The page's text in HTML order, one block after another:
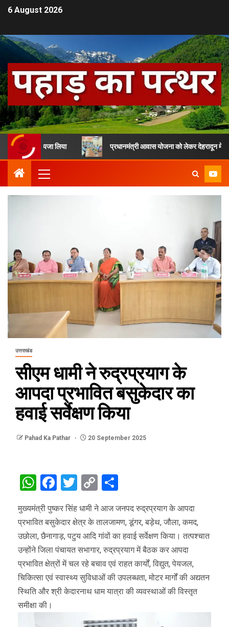
6 August 2026
जायजा लिया प्रधानमंत्री आवास योजना को लेकर देहरादून में समीक्षा बैठक
उत्तराखंड
सीएम धामी ने रुद्रप्रयाग के
आपदा प्रभावित बसुकेदार का
हवाई सर्वेक्षण किया
Pahad Ka Pathar 20 September 2025
WhatsApp
Facebook
Twitter
Copy
मुख्यमंत्री पुष्कर सिंह धामी ने आज जनपद रुद्रप्रयाग के आपदा
प्रभावित बसुकेदार क्षेत्र के तालजामण, डूंगर, बड़ेथ, जौला, कमद,
उछोला, छैनागाड़, पटुय आदि गांवों का हवाई सर्वेक्षण किया। तत्पश्चात
उन्होंने जिला पंचायत सभागार, रुद्रप्रयाग में बैठक कर आपदा
प्रभावित क्षेत्रों में चल रहे बचाव एवं राहत कार्यों, विद्युत, पेयजल,
चिकित्सा एवं स्वास्थ्य सुविधाओं की उपलब्धता, मोटर मार्गों की अद्यतन
स्थिति और श्री केदारनाथ धाम यात्रा की व्यवस्थाओं की विस्तृत
समीक्षा की।